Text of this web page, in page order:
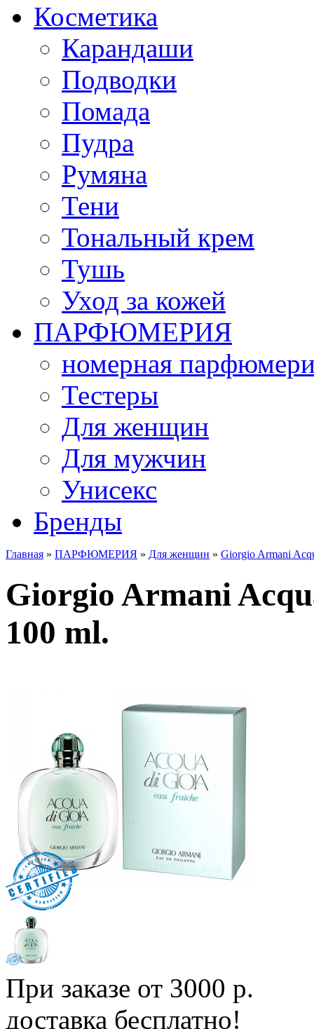
Косметика
Карандаши
Подводки
Помада
Пудра
Румяна
Тени
Тональный крем
Тушь
Уход за кожей
ПАРФЮМЕРИЯ
номерная
Тестеры
Для женщин
Для мужчин
Унисекс
Бренды
Главная » ПАРФЮМЕРИЯ » Для женщин » Giorgio Armani
Giorgio Armani
100 ml.
При заказе от 3000 р.
доставка бесплатно!